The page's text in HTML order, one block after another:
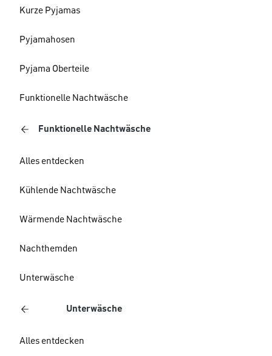
Kurze Pyjamas
Pyjamahosen
Pyjama Oberteile
Funktionelle Nachtwäsche
Funktionelle Nachtwäsche
Alles entdecken
Kühlende Nachtwäsche
Wärmende Nachtwäsche
Nachthemden
Unterwäsche
Unterwäsche
Alles entdecken